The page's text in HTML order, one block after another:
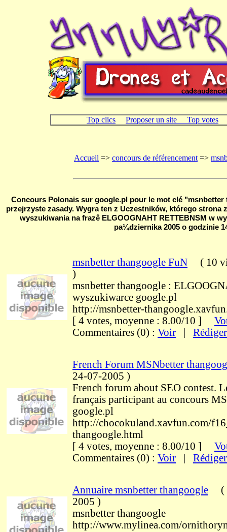
Top clics Proposer un site Top votes
Accueil => concours de référencement =>
Concours Polonais sur google.pl pour le mot clé
przejrzyste zasady. Wygra ten z Uczestników, którego strona
wyszukiwania na frazê ELGOOGNAHT RETTEBNSM w
pa¼dziernika 2005 o godzinie
msnbetter thangoogle FuN ( 10
)
msnbetter thangoogle :
wyszukiwarce google.pl
http://msnbetter-
[ 4 votes, moyenne : 8.00/10 ]
Commentaires (0) : Voir Rédiger
French Forum MSNbetter
24-07-2005 )
French forum about SEO contest.
français participant au concours
google.pl
http://chocokuland.xavfun.com/
thangoogle.html
[ 4 votes, moyenne : 8.00/10 ]
Commentaires (0) : Voir Rédiger
Annuaire msnbetter thangoogle (
2005 )
msnbetter thangoogle
http://www.mylinea.com/